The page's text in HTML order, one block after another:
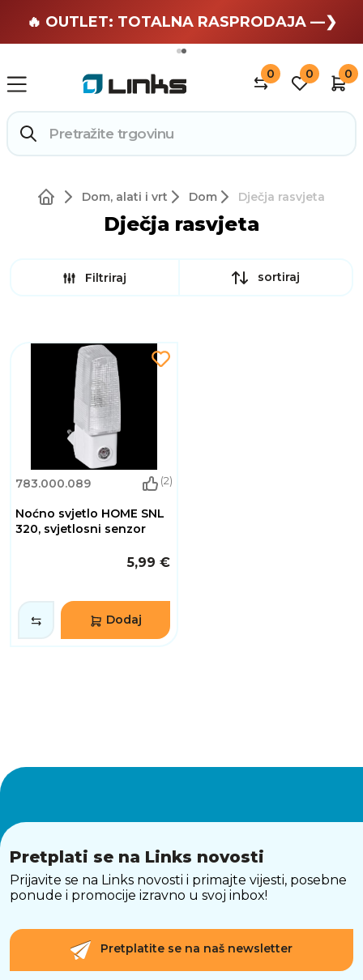
🏄 Zaslužuješ odmor —❯
🔥 OUTLET: TOTALNA RASPRODAJA —❯
0 0 0
Dom, alati i vrt Dom Dječja rasvjeta
Dječja rasvjeta
Filtriraj sortiraj
783.000.089 (2)
Noćno svjetlo HOME SNL
320, svjetlosni senzor
5,99 €
Dodaj
Pretplati se na Links novosti
Prijavite se na Links novosti i primajte vijesti, posebne
ponude i promocije izravno u svoj inbox!
Pretplatite se na naš newsletter